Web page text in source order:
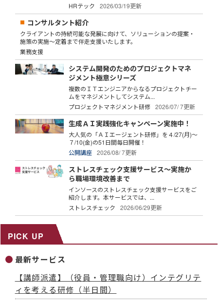
HRテック
2026/03/19更新
コンサルタント紹介
クライアントの持続可能な発展に向けて、ソリューションの提案・
施策の実施～定着まで伴走支援いたします。
業務支援
システム開発のためのプロジェクトマネ
ジメント極意シリーズ
複数のＩＴエンジニアからなるプロジェクトチー
ムをマネジメントしてシステム...
プロジェクトマネジメント研修
2026/07/ 7更新
生成ＡＩ実践強化キャンペーン実施中！
大人気の「ＡＩエージェント研修」を４/27(月)～
７/10(金)の51日間毎日開催！
公開講座
2026/08/ 7更新
ストレスチェック支援サービス～実施か
ら職場環境改善まで
インソースのストレスチェック支援サービスをご
紹介します。本サービスでは、...
ストレスチェック
2026/06/29更新
PICK UP
最新サービス
【講師派遣】（役員・管理職向け）インテグリテ
ィを考える研修（半日間）